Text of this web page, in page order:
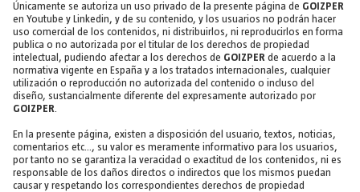
Únicamente se autoriza un uso privado de la presente página de GOIZPER
en Youtube y Linkedin, y de su contenido, y los usuarios no podrán hacer
uso comercial de los contenidos, ni distribuirlos, ni reproducirlos en forma
publica o no autorizada por el titular de los derechos de propiedad
intelectual, pudiendo afectar a los derechos de GOIZPER de acuerdo a la
normativa vigente en España y a los tratados internacionales, cualquier
utilización o reproducción no autorizada del contenido o incluso del
diseño, sustancialmente diferente del expresamente autorizado por
GOIZPER.
En la presente página, existen a disposición del usuario, textos, noticias,
comentarios etc..., su valor es meramente informativo para los usuarios,
por tanto no se garantiza la veracidad o exactitud de los contenidos, ni es
responsable de los daños directos o indirectos que los mismos puedan
causar y respetando los correspondientes derechos de propiedad